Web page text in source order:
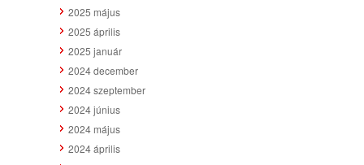
2025 május
2025 április
2025 január
2024 december
2024 szeptember
2024 június
2024 május
2024 április